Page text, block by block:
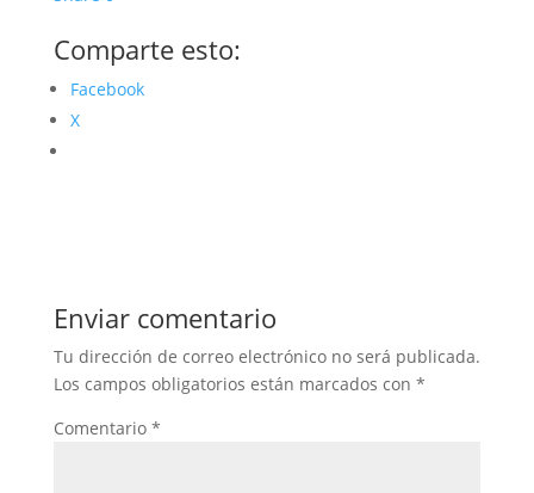
Comparte esto:
Facebook
X
Enviar comentario
Tu dirección de correo electrónico no será publicada.
Los campos obligatorios están marcados con *
Comentario *